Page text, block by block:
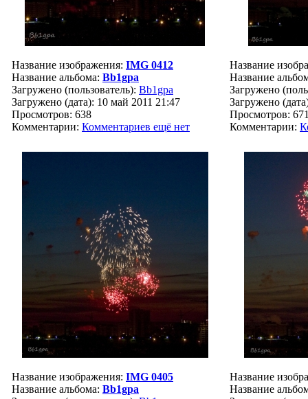
Название изображения: IMG 0412
Название альбома: Bb1gpa
Загружено (пользователь): Bb1gpa
Загружено (дата): 10 май 2011 21:47
Просмотров: 638
Комментарии: Комментариев ещё нет
Название
Название
Загружено
Загружено
Просмотров:
Комментарии:
Название изображения: IMG 0405
Название альбома: Bb1gpa
Название
Название